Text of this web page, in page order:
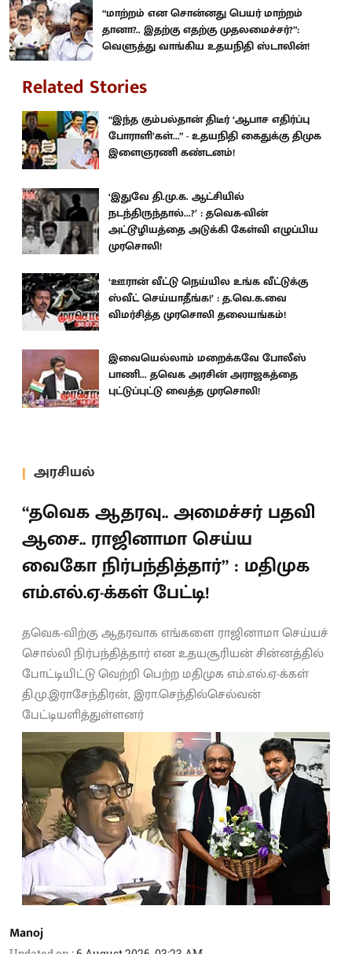
“மாற்றம் என சொன்னது பெயர் மாற்றம்
தானா?.. இதற்கு எதற்கு முதலமைச்சர்?”:
வெளுத்து வாங்கிய உதயநிதி ஸ்டாலின்!
Related Stories
“இந்த கும்பல்தான் திடீர் ‘ஆபாச எதிர்ப்பு
போராளி’கள்...” - உதயநிதி கைதுக்கு திமுக
இளைஞரணி கண்டனம்!
‘இதுவே தி.மு.க. ஆட்சியில்
நடந்திருந்தால்...?’ : தவெக-வின்
அட்டூழியத்தை அடுக்கி கேள்வி எழுப்பிய
முரசொலி!
‘ஊரான் வீட்டு நெய்யில உங்க வீட்டுக்கு
ஸ்வீட் செய்யாதீங்க!’ : த.வெ.க.வை
விமர்சித்த முரசொலி தலையங்கம்!
இவையெல்லாம் மறைக்கவே போலீஸ்
பாணி... தவெக அரசின் அராஜகத்தை
புட்டுப்புட்டு வைத்த முரசொலி!
அரசியல்
“தவெக ஆதரவு.. அமைச்சர் பதவி
ஆசை.. ராஜினாமா செய்ய
வைகோ நிர்பந்தித்தார்” : மதிமுக
எம்.எல்.ஏ-க்கள் பேட்டி!
தவெக-விற்கு ஆதரவாக எங்களை ராஜினாமா செய்யச்
சொல்லி நிர்பந்தித்தார் என உதயசூரியன் சின்னத்தில்
போட்டியிட்டு வெற்றி பெற்ற மதிமுக எம்.எல்.ஏ-க்கள்
தி.மு.இராசேந்திரன், இரா.செந்தில்செல்வன்
பேட்டியளித்துள்ளனர்
Manoj